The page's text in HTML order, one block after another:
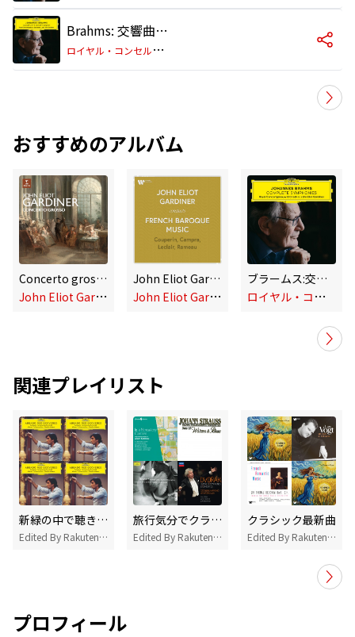
Brahms: 交響曲 第4番 ホ短調 作品98: 第2楽章: Andante moderato
ロ
イヤル・コンセルトヘボウ管弦楽団/ジョン・エリオット・ガーディナー
おすすめのアルバム
Concerto grosso
J
ohn Eliot Gardiner
John Eliot Gardiner Conducts French Baroque Music: Couperin, Rameau, Campra & Leclair
J
ohn Eliot Gardiner
ブラームス:交響曲全集
ロ
イヤル・コンセルトヘボウ管弦楽団
関連プレイリスト
新緑の中で聴きたいクラシック Edited by 廣幡 敦子(東京フィルハーモニー交響楽団ファゴット首席奏者)
Edited By Rakuten Music
旅行気分でクラシック
Edited By Rakuten Music
クラシック最新曲
Edited By Rakuten Music
プロフィール